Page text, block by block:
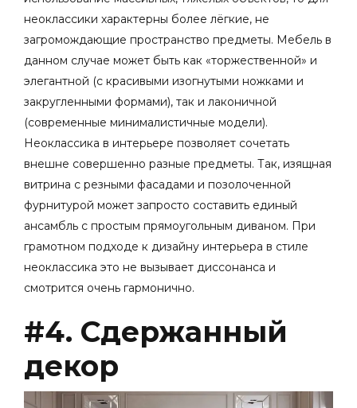
неоклассики характерны более лёгкие, не
загромождающие пространство предметы. Мебель в
данном случае может быть как «торжественной» и
элегантной (с красивыми изогнутыми ножками и
закругленными формами), так и лаконичной
(современные минималистичные модели).
Неоклассика в интерьере позволяет сочетать
внешне совершенно разные предметы. Так, изящная
витрина с резными фасадами и позолоченной
фурнитурой может запросто составить единый
ансамбль с простым прямоугольным диваном. При
грамотном подходе к дизайну интерьера в стиле
неоклассика это не вызывает диссонанса и
смотрится очень гармонично.
#4. Сдержанный
декор